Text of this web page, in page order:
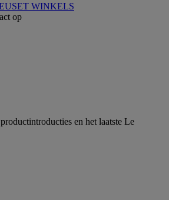
WINKELS
op
en het laatste Le